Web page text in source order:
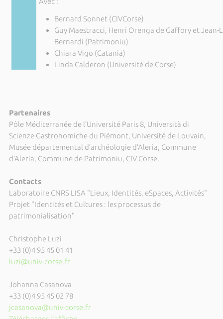
Bernard Sonnet (CIVCorse)
Guy Maestracci, Henri Orenga de Gaffory et Jean-
Bernardi (Patrimoniu)
Chiara Vigo (Catania)
Linda Calderon (Université de Corse)
Partenaires
Pôle Méditerranée de l’Université Paris 8, Università di
Scienze Gastronomiche du Piémont, Université de Louvain,
Musée départemental d’archéologie d’Aleria, Commune
d’Aleria, Commune de Patrimoniu, CIV Corse.
Contacts
Laboratoire CNRS LISA "Lieux, Identités, eSpaces, Activités"
Projet "Identités et Cultures : les processus de
patrimonialisation"
Christophe Luzi
+33 (0)4 95 45 01 41
luzi@univ-corse.fr
Johanna Casanova
+33 (0)4 95 45 02 78
jcasanova@univ-corse.fr